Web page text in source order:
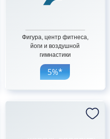
Фигура, центр фитнеса,
йоги и воздушной
гимнастики
5%*